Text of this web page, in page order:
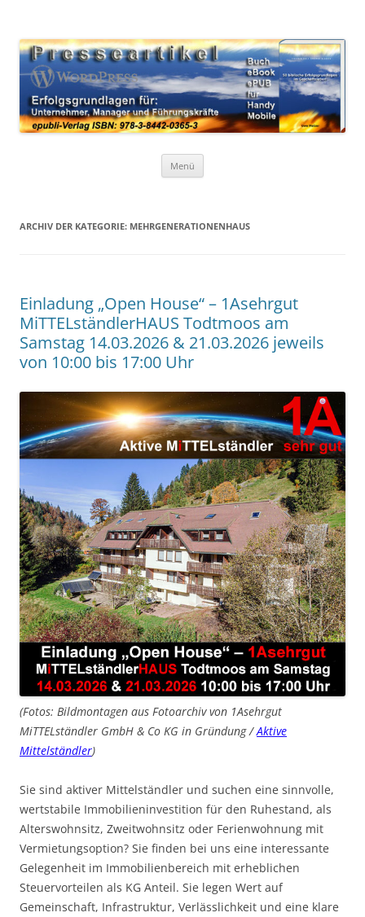
Erfolgsgrundlagen
Menü
ARCHIV DER KATEGORIE: MEHRGENERATIONENHAUS
Einladung „Open House“ – 1Asehrgut
MiTTELständlerHAUS Todtmoos am
Samstag 14.03.2026 & 21.03.2026 jeweils
von 10:00 bis 17:00 Uhr
(Fotos: Bildmontagen aus Fotoarchiv von 1Asehrgut
MiTTELständler GmbH & Co KG in Gründung /Aktive
Mittelständler)
Sie sind aktiver Mittelständler und suchen eine sinnvolle,
wertstabile Immobilieninvestition für den Ruhestand, als
Alterswohnsitz, Zweitwohnsitz oder Ferienwohnung mit
Vermietungsoption? Sie finden bei uns eine interessante
Gelegenheit im Immobilienbereich mit erheblichen
Steuervorteilen als KG Anteil. Sie legen Wert auf
Gemeinschaft, Infrastruktur, Verlässlichkeit und eine klare